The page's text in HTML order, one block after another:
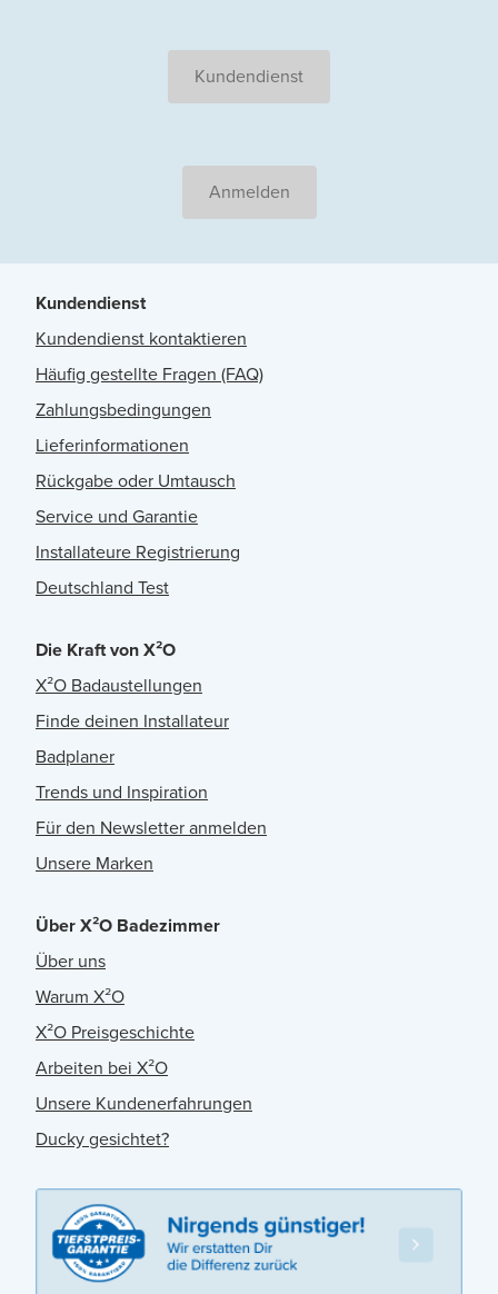
Kundendienst
Anmelden
Kundendienst
Kundendienst kontaktieren
Häufig gestellte Fragen (FAQ)
Zahlungsbedingungen
Lieferinformationen
Rückgabe oder Umtausch
Service und Garantie
Installateure Registrierung
Deutschland Test
Die Kraft von X²O
X²O Badaustellungen
Finde deinen Installateur
Badplaner
Trends und Inspiration
Für den Newsletter anmelden
Unsere Marken
Über X²O Badezimmer
Über uns
Warum X²O
X²O Preisgeschichte
Arbeiten bei X²O
Unsere Kundenerfahrungen
Ducky gesichtet?